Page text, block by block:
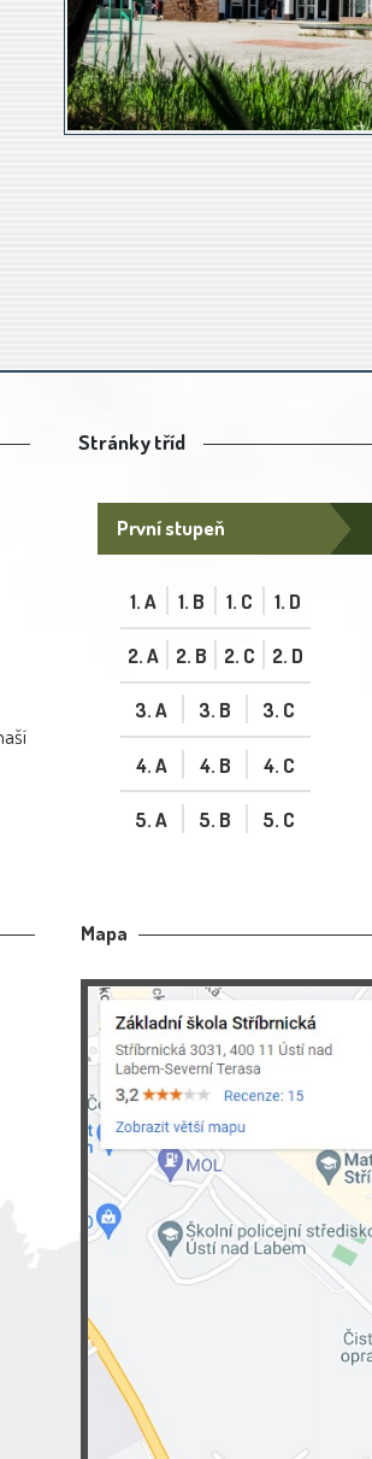
Stránky tříd
První stupeň
1. A 1. B 1. C 1. D
2. A 2. B 2. C 2. D
3. A 3. B 3. C
4. A 4. B 4. C
5. A 5. B 5. C
Mapa